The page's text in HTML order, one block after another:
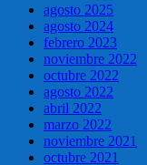
agosto 2025
agosto 2024
febrero 2023
noviembre 2022
octubre 2022
agosto 2022
abril 2022
marzo 2022
noviembre 2021
octubre 2021